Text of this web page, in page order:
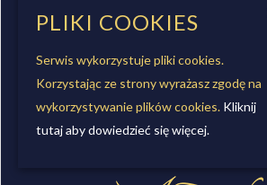
- kontakt
OBSERWUJ NAS
PLIKI COOKIES
Serwis wykorzystuje pliki cookies.
Korzystając ze strony wyrażasz zgodę na
wykorzystywanie plików cookies. Kliknij
tutaj aby dowiedzieć się więcej.